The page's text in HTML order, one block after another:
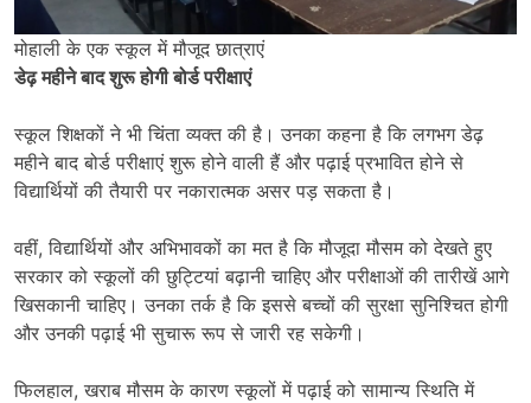
मोहाली के एक स्कूल में मौजूद छात्राएं
डेढ़ महीने बाद शुरू होगी बोर्ड परीक्षाएं
स्कूल शिक्षकों ने भी चिंता व्यक्त की है। उनका कहना है कि लगभग डेढ़
महीने बाद बोर्ड परीक्षाएं शुरू होने वाली हैं और पढ़ाई प्रभावित होने से
विद्यार्थियों की तैयारी पर नकारात्मक असर पड़ सकता है।
वहीं, विद्यार्थियों और अभिभावकों का मत है कि मौजूदा मौसम को देखते हुए
सरकार को स्कूलों की छुट्टियां बढ़ानी चाहिए और परीक्षाओं की तारीखें आगे
खिसकानी चाहिए। उनका तर्क है कि इससे बच्चों की सुरक्षा सुनिश्चित होगी
और उनकी पढ़ाई भी सुचारू रूप से जारी रह सकेगी।
फिलहाल, खराब मौसम के कारण स्कूलों में पढ़ाई को सामान्य स्थिति में